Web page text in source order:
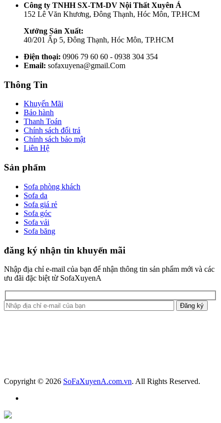
Công ty TNHH SX-TM-DV Nội Thất Xuyên Á
152 Lê Văn Khương, Đông Thạnh, Hóc Môn, TP.HCM
Xưởng Sản Xuất:
40/201 Ấp 5, Đông Thạnh, Hóc Môn, TP.HCM
Điện thoại: 0906 79 60 60 - 0938 304 354
Email: sofaxuyena@gmail.Com
Thông Tin
Khuyến Mãi
Bảo hành
Thanh Toán
Chính sách đổi trả
Chính sách bảo mật
Liên Hệ
Sản phẩm
Sofa phòng khách
Sofa da
Sofa giá rẻ
Sofa góc
Sofa vải
Sofa băng
đăng ký nhận tin khuyến mãi
Nhập địa chỉ e-mail của bạn để nhận thông tin sản phẩm mới và các
ưu đãi đặc biệt từ SofaXuyenA
Copyright © 2026 SoFaXuyenA.com.vn. All Rights Reserved.